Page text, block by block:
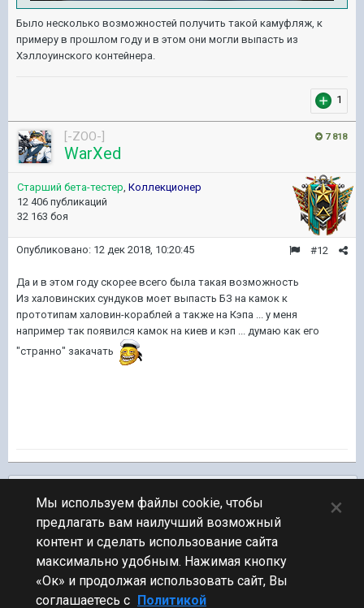
Было несколько возможностей получить такой камуфляж, к
примеру в прошлом году и в этом они могли выпасть из
Хэллоуинского контейнера.
1
7 818
[-ZOO-]
WarXed
Старший бета-тестер, Коллекционер
12 406 публикаций
32 163 боя
#12
Опубликовано: 12 дек 2018, 10:20:45
Да и в этом году скорее всего была такая возможность
Из халовинских сундуков моет выпасть БЗ на камок к
прототипам халовин-кораблей а также на Кэпа ... у меня
например так появился камок на киев и кэп ... думаю как его
"странно" закачать
ПЕРЕЙТИ К СПИСКУ ТЕМ
Обсуждение Мира Кораблей
Мы используем файлы cookie, чтобы
предлагать вам наилучший возможный
контент и сделать использование сайта
максимально удобным. Нажимая кнопку
«Ок» и продолжая использовать сайт, Вы
соглашаетесь с Политикой
×